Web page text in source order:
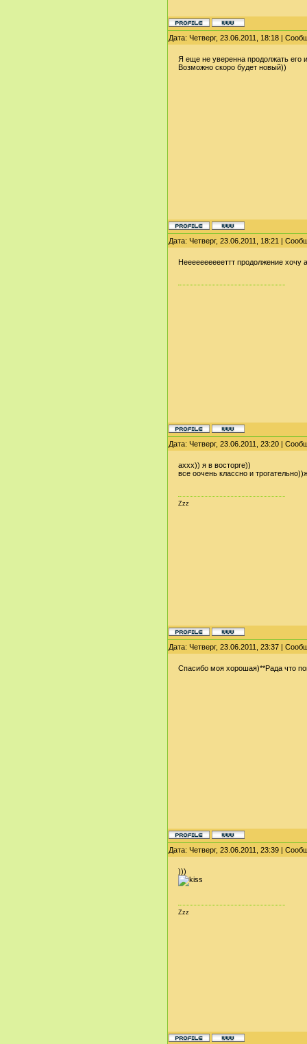
Дата: Четверг, 23.06.2011, 18:18 |
Я еще не уверенна продолжать его
Возможно скоро будет новый))
Дата: Четверг, 23.06.2011, 18:21 |
Нееееееееееттт продолжение хочу
Дата: Четверг, 23.06.2011, 23:20 |
аххх)) я в восторге))
все оочень классно и
Zzz
Дата: Четверг, 23.06.2011, 23:37 |
Cпасибо моя хорошая)**Рада что
Дата: Четверг, 23.06.2011, 23:39 |
)))
Zzz